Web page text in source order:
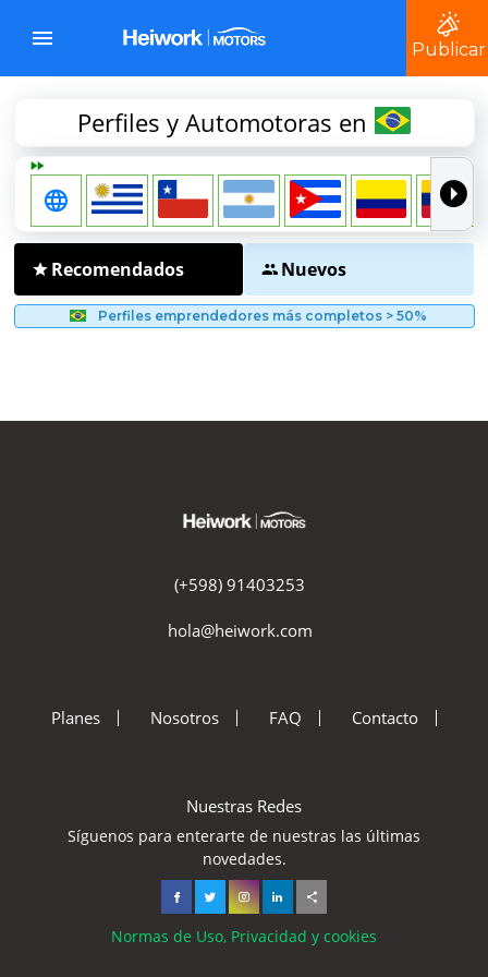
Publicar
Perfiles y Automotoras en
Recomendados Nuevos
Perfiles emprendedores más completos > 50%
(+598) 91403253
hola@heiwork.com
Planes Nosotros FAQ Contacto
Nuestras Redes
Síguenos para enterarte de nuestras las últimas
novedades.
Normas de Uso, Privacidad y cookies